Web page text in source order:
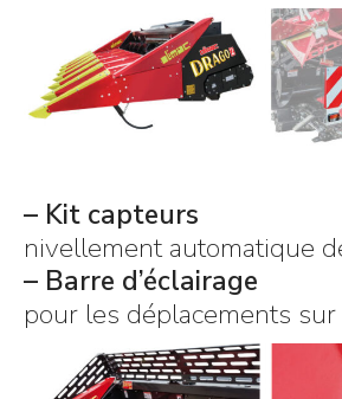
– Kit capteurs
nivellement automatique
– Barre d’éclairage
pour les déplacements